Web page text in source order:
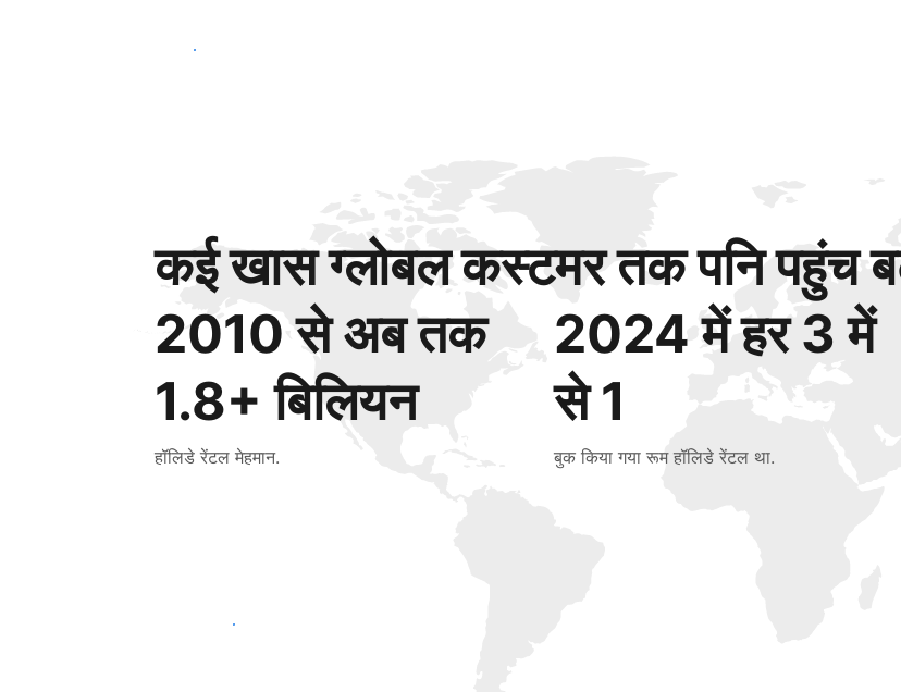
आज ही शुरू करें
कई खास ग्लोबल कस्टमर तक पनि पहुंच
2010 से अब तक
1.8+ बिलियन
हॉलिडे रेंटल मेहमान.
2024 में हर 3 में
से 1
बुक किया गया रूम हॉलिडे रेंटल था.
आज ही नए मेहमानों तक पहुंचें